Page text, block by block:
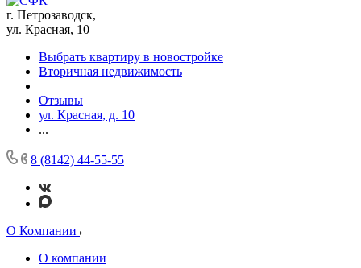
г. Петрозаводск,
ул. Красная, 10
Выбрать квартиру в новостройке
Вторичная недвижимость
Отзывы
ул. Красная, д. 10
...
8 (8142) 44-55-55
О Компании
О компании